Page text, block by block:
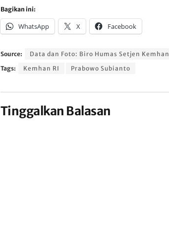
Bagikan ini:
WhatsApp X Facebook
Source:
Data dan Foto: Biro Humas Setjen Kemhan
Tags:
Kemhan RI Prabowo Subianto
Tinggalkan Balasan